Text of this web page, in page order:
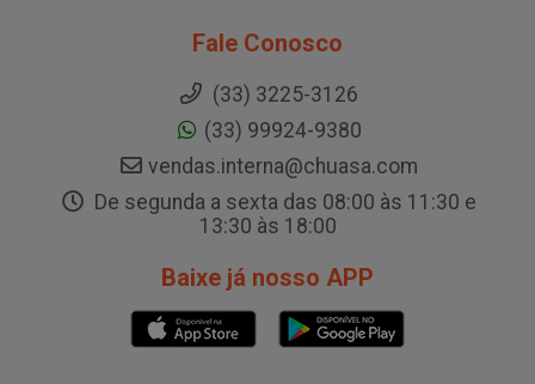
Fale Conosco
(33) 3225-3126
(33) 99924-9380
vendas.interna@chuasa.com
De segunda a sexta das 08:00 às 11:30 e
13:30 às 18:00
Baixe já nosso APP